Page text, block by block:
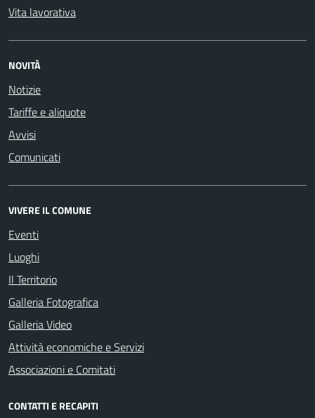
Vita lavorativa
NOVITÀ
Notizie
Tariffe e aliquote
Avvisi
Comunicati
VIVERE IL COMUNE
Eventi
Luoghi
Il Territorio
Galleria Fotografica
Galleria Video
Attività economiche e Servizi
Associazioni e Comitati
CONTATTI E RECAPITI